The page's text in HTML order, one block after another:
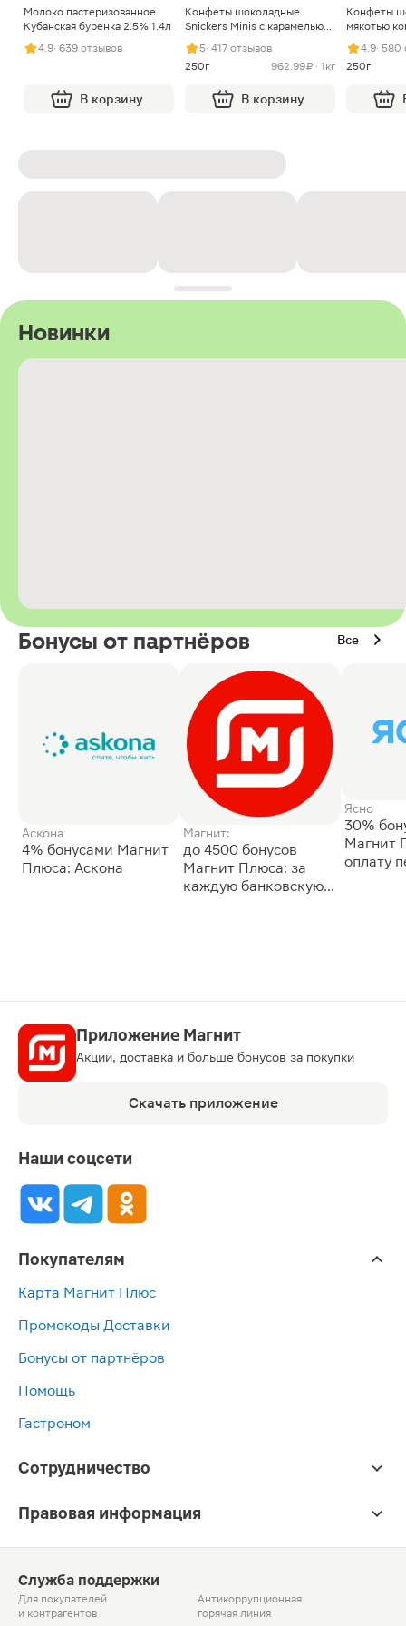
Молоко пастеризованное
Кубанская буренка 2.5% 1.4л
4.9· 639 отзывов
В корзину
Конфеты шоколадные
Snickers Minis с карамелью
арахисом и нугой
5· 417 отзывов
250г
962.99 ₽ · 1кг
В корзину
Конфеты
мякотью
4.9· 580
250г
Новинки
Бонусы от партнёров Все
Аскона
4% бонусами Магнит
Плюса: Аскона
Магнит:
до 4500 бонусов
Магнит Плюса: за
каждую банковскую
Ясно
30%
Магнит
оплату
Приложение Магнит
Акции, доставка и больше бонусов за покупки
Скачать приложение
Наши соцсети
Покупателям
Карта Магнит Плюс
Промокоды Доставки
Бонусы от партнёров
Помощь
Гастроном
Сотрудничество
Правовая информация
Служба поддержки
Для покупателей
и контрагентов
Антикоррупционная
горячая линия